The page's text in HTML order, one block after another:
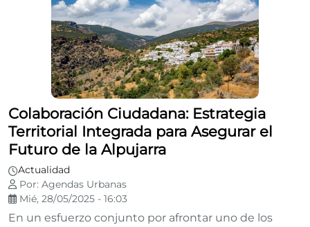
Colaboración Ciudadana: Estrategia
Territorial Integrada para Asegurar el
Futuro de la Alpujarra
Actualidad
Por: Agendas Urbanas
Mié, 28/05/2025 - 16:03
En un esfuerzo conjunto por afrontar uno de los